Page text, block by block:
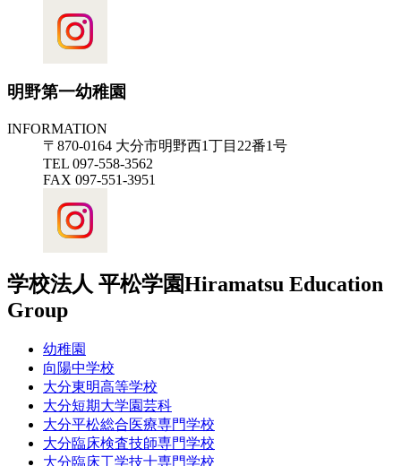
明野第一幼稚園
INFORMATION
〒870-0164 大分市明野西1丁目22番1号
TEL 097-558-3562
FAX 097-551-3951
学校法人 平松学園Hiramatsu Education
Group
幼稚園
向陽中学校
大分東明高等学校
大分短期大学園芸科
大分平松総合医療専門学校
大分臨床検査技師専門学校
大分臨床工学技士専門学校